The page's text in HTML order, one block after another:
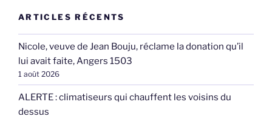
ARTICLES RÉCENTS
Nicole, veuve de Jean Bouju, réclame la donation qu’il
lui avait faite, Angers 1503
1 août 2026
ALERTE : climatiseurs qui chauffent les voisins du
dessus